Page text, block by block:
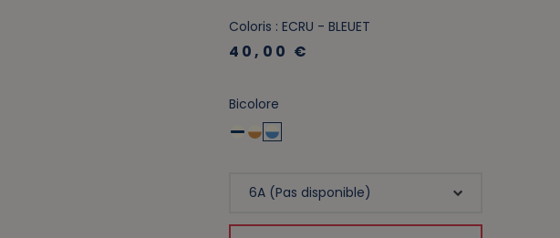
Coloris : ECRU - BLEUET
40,00 €
Bicolore